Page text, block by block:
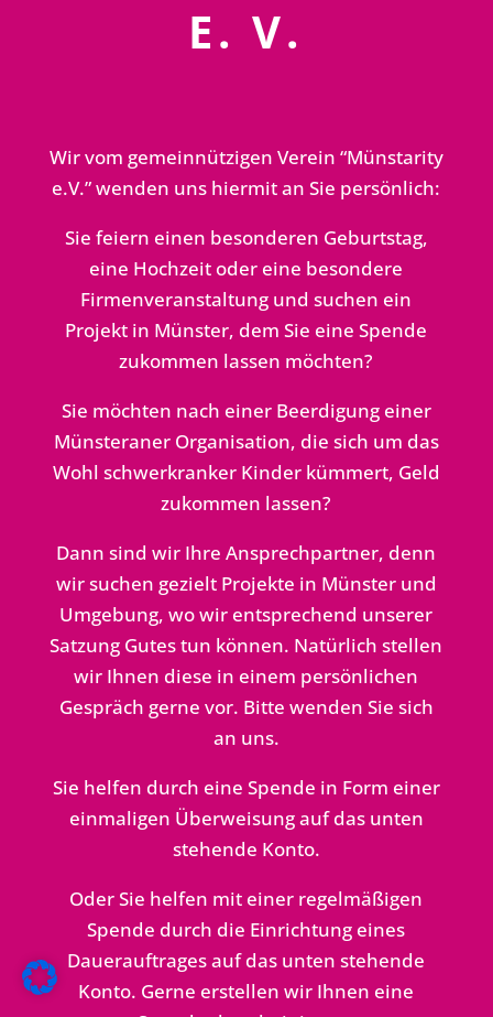
E. V.
Wir vom gemeinnützigen Verein “Münstarity
e.V.” wenden uns hiermit an Sie persönlich:
Sie feiern einen besonderen Geburtstag,
eine Hochzeit oder eine besondere
Firmenveranstaltung und suchen ein
Projekt in Münster, dem Sie eine Spende
zukommen lassen möchten?
Sie möchten nach einer Beerdigung einer
Münsteraner Organisation, die sich um das
Wohl schwerkranker Kinder kümmert, Geld
zukommen lassen?
Dann sind wir Ihre Ansprechpartner, denn
wir suchen gezielt Projekte in Münster und
Umgebung, wo wir entsprechend unserer
Satzung Gutes tun können. Natürlich stellen
wir Ihnen diese in einem persönlichen
Gespräch gerne vor. Bitte wenden Sie sich
an uns.
Sie helfen durch eine Spende in Form einer
einmaligen Überweisung auf das unten
stehende Konto.
Oder Sie helfen mit einer regelmäßigen
Spende durch die Einrichtung eines
Dauerauftrages auf das unten stehende
Konto. Gerne erstellen wir Ihnen eine